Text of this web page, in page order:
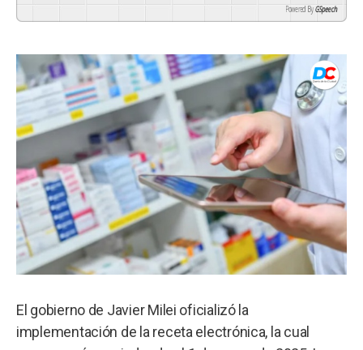
Powered By GSpeech
El gobierno de Javier Milei oficializó la
implementación de la receta electrónica, la cual